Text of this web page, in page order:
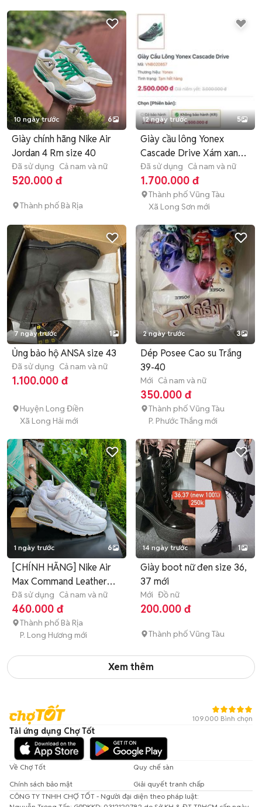
10 ngày trước 6
Giày chính hãng Nike Air
Jordan 4 Rm size 40
Đã sử dụng Cả nam và nữ
520.000 đ
Thành phố Bà Rịa
12 ngày trước 5
Giày cầu lông Yonex
Cascade Drive Xám xanh
41
Đã sử dụng Cả nam và nữ
1.700.000 đ
Thành phố Vũng Tàu
Xã Long Sơn mới
7 ngày trước 1
Ủng bảo hộ ANSA size 43
Đã sử dụng Cả nam và nữ
1.100.000 đ
Huyện Long Điền
Xã Long Hải mới
2 ngày trước 3
Dép Posee Cao su Trắng
39-40
Mới Cả nam và nữ
350.000 đ
Thành phố Vũng Tàu
P. Phước Thắng mới
1 ngày trước 6
[CHÍNH HÃNG] Nike Air
Max Command Leather
Trắng Da
Đã sử dụng Cả nam và nữ
460.000 đ
Thành phố Bà Rịa
P. Long Hương mới
14 ngày trước 1
Giày boot nữ đen size 36,
37 mới
Mới Đồ nữ
200.000 đ
Thành phố Vũng Tàu
Xem thêm
109.000 Bình chọn
Tải ứng dụng Chợ Tốt
Về Chợ Tốt
Quy chế sàn
Chính sách bảo mật
Giải quyết tranh chấp
CÔNG TY TNHH CHỢ TỐT - Người đại diện theo pháp luật: